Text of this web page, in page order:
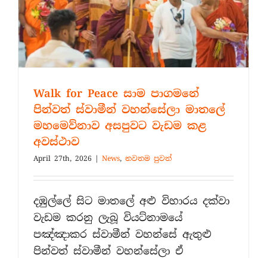
Walk for Peace සාම පාගමනේ
පින්වත් ස්වාමීන් වහන්සේලා මාතලේ
මහමෙව්නාව අසපුවට වැඩම කළ
අවස්ථාව
April 27th, 2026 | News, නවතම පුවත්
දඹුල්ලේ සිට මාතලේ අළු විහාරය දක්වා
වැඩම කරනු ලැබූ වියට්නාමයේ
පඤ්ඤාකර ස්වාමීන් වහන්සේ ඇතුළු
පින්වත් ස්වාමීන් වහන්සේලා ඒ